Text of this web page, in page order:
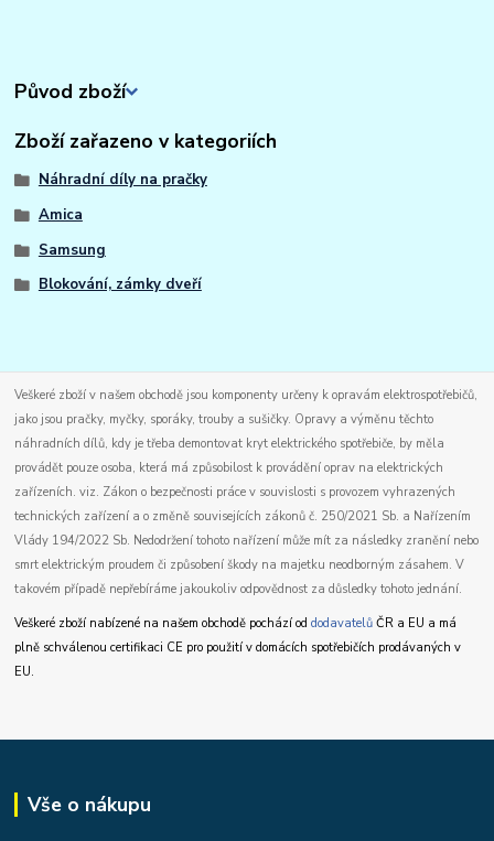
Původ zboží
Zboží zařazeno v kategoriích
Náhradní díly na pračky
Amica
Samsung
Blokování, zámky dveří
Veškeré zboží v našem obchodě jsou komponenty určeny k opravám elektrospotřebičů,
jako jsou pračky, myčky, sporáky, trouby a sušičky. Opravy a výměnu těchto
náhradních dílů, kdy je třeba demontovat kryt elektrického spotřebiče, by měla
provádět pouze osoba, která má způsobilost k provádění oprav na elektrických
zařízeních. viz. Zákon o bezpečnosti práce v souvislosti s provozem vyhrazených
technických zařízení a o změně souvisejících zákonů č. 250/2021 Sb. a Nařízením
Vlády 194/2022 Sb. Nedodržení tohoto nařízení může mít za následky zranění nebo
smrt elektrickým proudem či způsobení škody na majetku neodborným zásahem. V
takovém případě nepřebíráme jakoukoliv odpovědnost za důsledky tohoto jednání.
Veškeré zboží nabízené na našem obchodě pochází oddodavatelů ČR a EU a má
plně schválenou certifikaci CE pro použití v domácích spotřebičích prodávaných v
EU.
Vše o nákupu